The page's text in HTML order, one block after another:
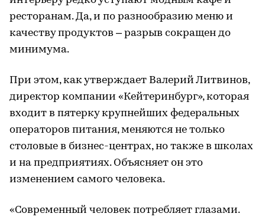
ресторанам. Да, и по разнообразию меню и
качеству продуктов – разрыв сокращен до
минимума.
При этом, как утверждает Валерий Литвинов,
директор компании «Кейтеринбург», которая
входит в пятерку крупнейших федеральных
операторов питания, меняются не только
столовые в бизнес-центрах, но также в школах
и на предприятиях. Объясняет он это
изменением самого человека.
«Современный человек потребляет глазами.